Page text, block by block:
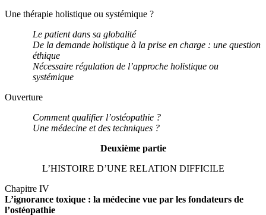
Une thérapie holistique ou systémique ?
Le patient dans sa globalité
De la demande holistique à la prise en charge : une question
éthique
Nécessaire régulation de l’approche holistique ou
systémique
Ouverture
Comment qualifier l’ostéopathie ?
Une médecine et des techniques ?
Deuxième partie
L’HISTOIRE D’UNE RELATION DIFFICILE
Chapitre IV
L’ignorance toxique : la médecine vue par les fondateurs de
l’ostéopathie